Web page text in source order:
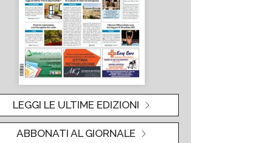
LEGGI LE ULTIME EDIZIONI
ABBONATI AL GIORNALE